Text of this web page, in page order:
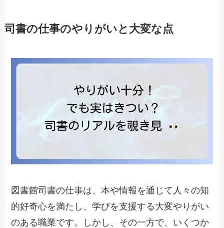
司書の仕事のやりがいと大変な点
図書館司書の仕事は、本や情報を通じて人々の知
的好奇心を満たし、学びを支援する大変やりがい
のある職業です。しかし、その一方で、いくつか